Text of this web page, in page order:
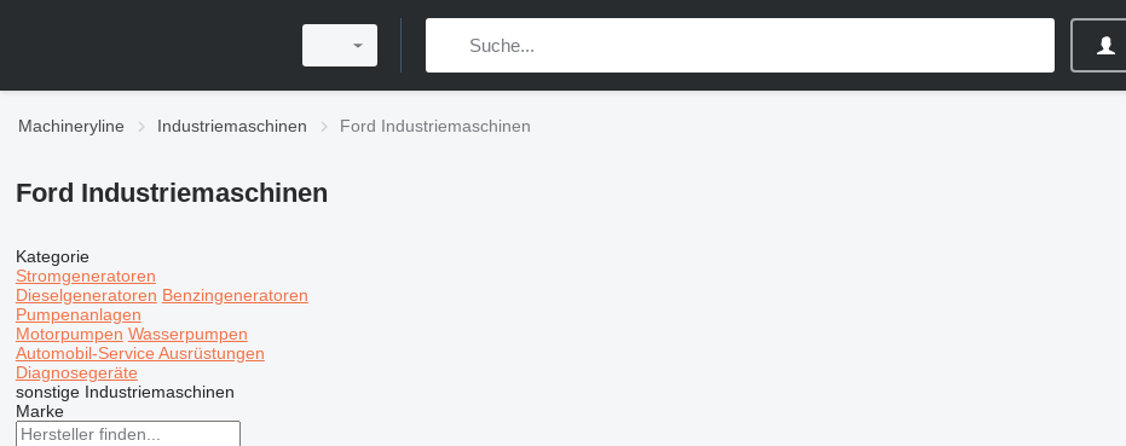
Machineryline Industriemaschinen Ford Industriemaschinen
Ford Industriemaschinen
Kategorie
Stromgeneratoren
Dieselgeneratoren Benzingeneratoren
Pumpenanlagen
Motorpumpen Wasserpumpen
Automobil-Service Ausrüstungen
Diagnosegeräte
sonstige Industriemaschinen
Marke